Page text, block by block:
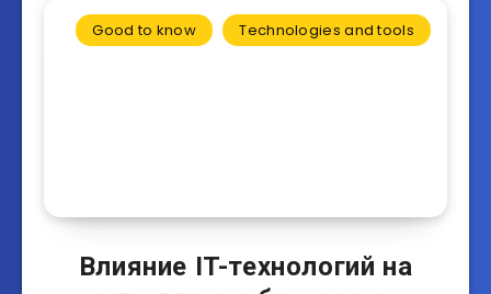
Good to know Technologies and tools
Влияние IT-технологий на